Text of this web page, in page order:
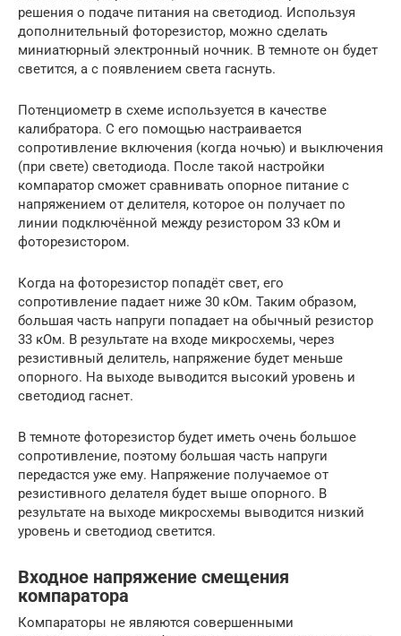
решения о подаче питания на светодиод. Используя
дополнительный фоторезистор, можно сделать
миниатюрный электронный ночник. В темноте он будет
светится, а с появлением света гаснуть.
Потенциометр в схеме используется в качестве
калибратора. С его помощью настраивается
сопротивление включения (когда ночью) и выключения
(при свете) светодиода. После такой настройки
компаратор сможет сравнивать опорное питание с
напряжением от делителя, которое он получает по
линии подключённой между резистором 33 кОм и
фоторезистором.
Когда на фоторезистор попадёт свет, его
сопротивление падает ниже 30 кОм. Таким образом,
большая часть напруги попадает на обычный резистор
33 кОм. В результате на входе микросхемы, через
резистивный делитель, напряжение будет меньше
опорного. На выходе выводится высокий уровень и
светодиод гаснет.
В темноте фоторезистор будет иметь очень большое
сопротивление, поэтому большая часть напруги
передастся уже ему. Напряжение получаемое от
резистивного делателя будет выше опорного. В
результате на выходе микросхемы выводится низкий
уровень и светодиод светится.
Входное напряжение смещения
компаратора
Компараторы не являются совершенными